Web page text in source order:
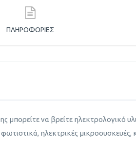
ΠΛΗΡΟΦΟΡΊΕΣ
μπορείτε να βρείτε ηλεκτρολογικό
ηλεκτρικές μικροσυσκευές,